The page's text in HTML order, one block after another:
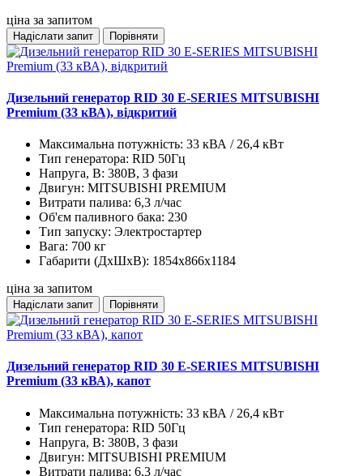
ціна за запитом
Надіслати запит Порівняти
Дизельний генератор RID 30 E-SERIES MITSUBISHI
Premium (33 кВА), відкритий
Максимальна потужність: 33 кВА / 26,4 кВт
Тип генератора: RID 50Гц
Напруга, В: 380В, 3 фази
Двигун: MITSUBISHI PREMIUM
Витрати палива: 6,3 л/час
Об'єм паливного бака: 230
Тип запуску: Электростартер
Вага: 700 кг
Габарити (ДхШхВ): 1854x866x1184
ціна за запитом
Надіслати запит Порівняти
Дизельний генератор RID 30 E-SERIES MITSUBISHI
Premium (33 кВА), капот
Максимальна потужність: 33 кВА / 26,4 кВт
Тип генератора: RID 50Гц
Напруга, В: 380В, 3 фази
Двигун: MITSUBISHI PREMIUM
Витрати палива: 6,3 л/час